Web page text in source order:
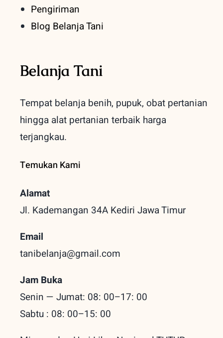
Pengiriman
Blog Belanja Tani
Belanja Tani
Tempat belanja benih, pupuk, obat pertanian
hingga alat pertanian terbaikharga
terjangkau.
Temukan Kami
Alamat
Jl. Kademangan 34A Kediri Jawa Timur
Email
tanibelanja@gmail.com
Jam Buka
Senin — Jumat: 08: 00–17: 00
Sabtu : 08: 00–15: 00